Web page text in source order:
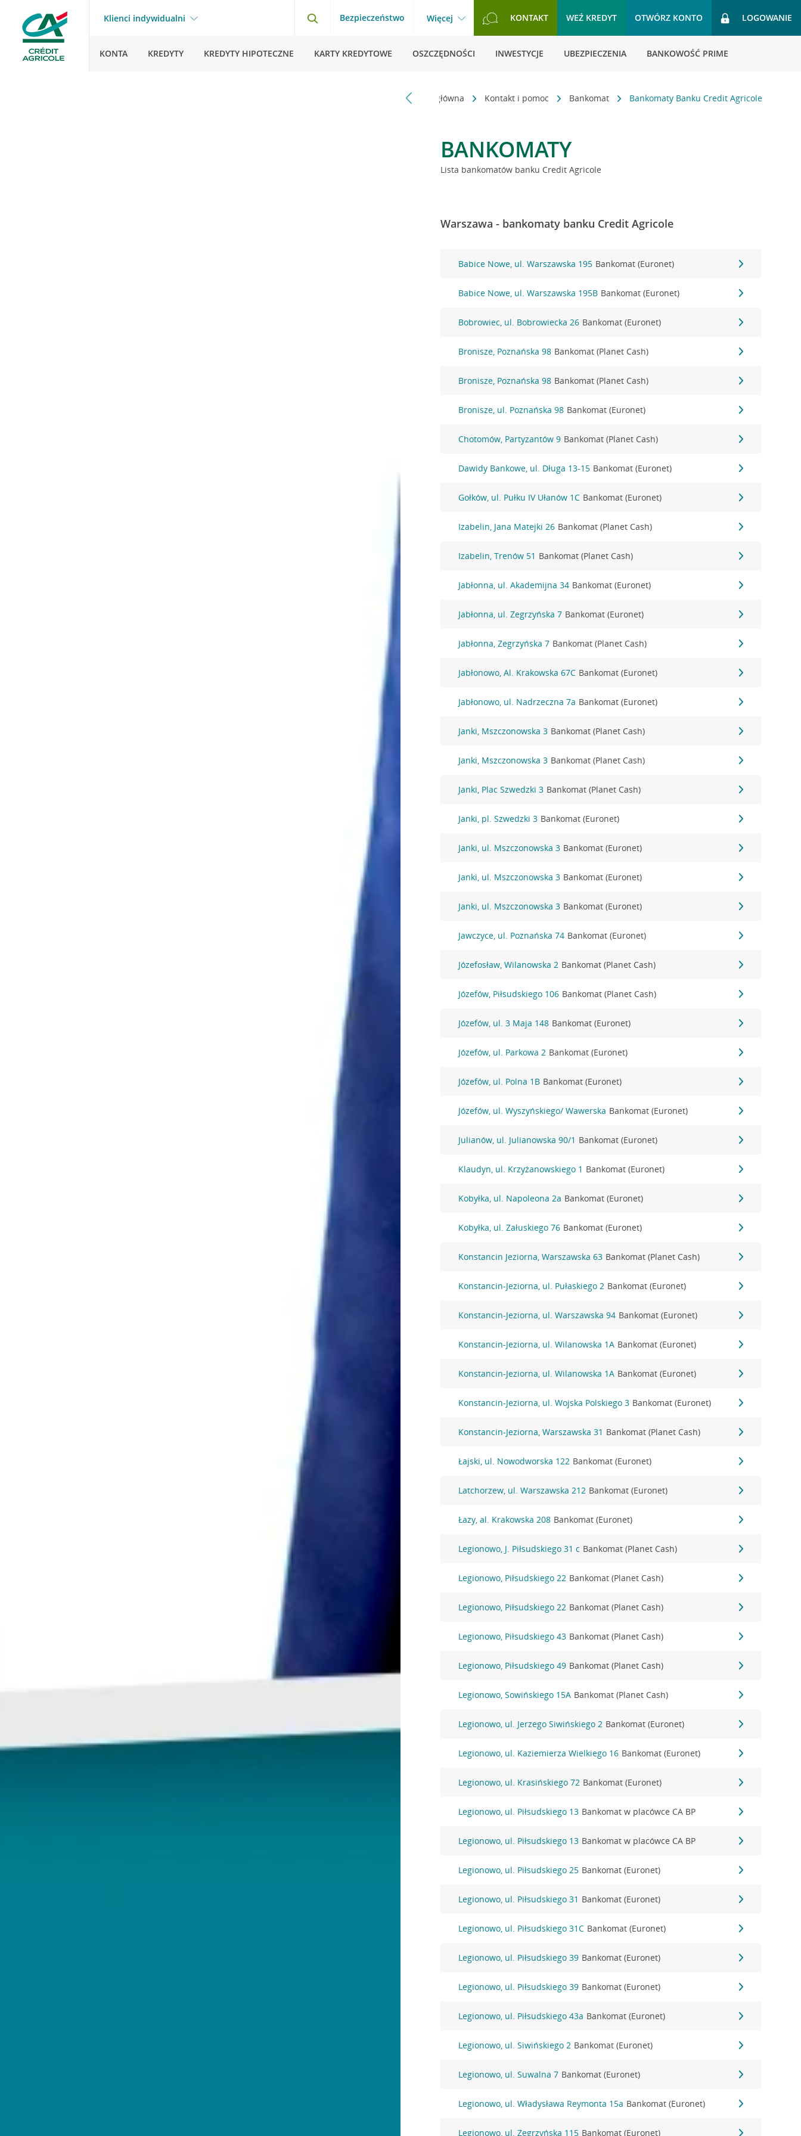
Klienci indywidualni Bezpieczeństwo Więcej KONTAKT WEŹ KREDYT OTWÓRZ KONTO LOGOWANIE
KONTA KREDYTY KREDYTY HIPOTECZNE KARTY KREDYTOWE OSZCZĘDNOŚCI INWESTYCJE UBEZPIECZENIA BANKOWOŚĆ PRIME
Strona główna Kontakt i pomoc Bankomat Bankomaty Banku Credit Agricole
BANKOMATY
Lista bankomatów banku Credit Agricole
Warszawa - bankomaty banku Credit Agricole
Babice Nowe, ul. Warszawska 195 Bankomat (Euronet)
Babice Nowe, ul. Warszawska 195B Bankomat (Euronet)
Bobrowiec, ul. Bobrowiecka 26 Bankomat (Euronet)
Bronisze, Poznańska 98 Bankomat (Planet Cash)
Bronisze, Poznańska 98 Bankomat (Planet Cash)
Bronisze, ul. Poznańska 98 Bankomat (Euronet)
Chotomów, Partyzantów 9 Bankomat (Planet Cash)
Dawidy Bankowe, ul. Długa 13-15 Bankomat (Euronet)
Gołków, ul. Pułku IV Ułanów 1C Bankomat (Euronet)
Izabelin, Jana Matejki 26 Bankomat (Planet Cash)
Izabelin, Trenów 51 Bankomat (Planet Cash)
Jabłonna, ul. Akademijna 34 Bankomat (Euronet)
Jabłonna, ul. Zegrzyńska 7 Bankomat (Euronet)
Jabłonna, Zegrzyńska 7 Bankomat (Planet Cash)
Jabłonowo, Al. Krakowska 67C Bankomat (Euronet)
Jabłonowo, ul. Nadrzeczna 7a Bankomat (Euronet)
Janki, Mszczonowska 3 Bankomat (Planet Cash)
Janki, Mszczonowska 3 Bankomat (Planet Cash)
Janki, Plac Szwedzki 3 Bankomat (Planet Cash)
Janki, pl. Szwedzki 3 Bankomat (Euronet)
Janki, ul. Mszczonowska 3 Bankomat (Euronet)
Janki, ul. Mszczonowska 3 Bankomat (Euronet)
Janki, ul. Mszczonowska 3 Bankomat (Euronet)
Jawczyce, ul. Poznańska 74 Bankomat (Euronet)
Józefosław, Wilanowska 2 Bankomat (Planet Cash)
Józefów, Piłsudskiego 106 Bankomat (Planet Cash)
Józefów, ul. 3 Maja 148 Bankomat (Euronet)
Józefów, ul. Parkowa 2 Bankomat (Euronet)
Józefów, ul. Polna 1B Bankomat (Euronet)
Józefów, ul. Wyszyńskiego/ Wawerska Bankomat (Euronet)
Julianów, ul. Julianowska 90/1 Bankomat (Euronet)
Klaudyn, ul. Krzyżanowskiego 1 Bankomat (Euronet)
Kobyłka, ul. Napoleona 2a Bankomat (Euronet)
Kobyłka, ul. Załuskiego 76 Bankomat (Euronet)
Konstancin Jeziorna, Warszawska 63 Bankomat (Planet Cash)
Konstancin-Jeziorna, ul. Pułaskiego 2 Bankomat (Euronet)
Konstancin-Jeziorna, ul. Warszawska 94 Bankomat (Euronet)
Konstancin-Jeziorna, ul. Wilanowska 1A Bankomat (Euronet)
Konstancin-Jeziorna, ul. Wilanowska 1A Bankomat (Euronet)
Konstancin-Jeziorna, ul. Wojska Polskiego 3 Bankomat (Euronet)
Konstancin-Jeziorna, Warszawska 31 Bankomat (Planet Cash)
Łajski, ul. Nowodworska 122 Bankomat (Euronet)
Latchorzew, ul. Warszawska 212 Bankomat (Euronet)
Łazy, al. Krakowska 208 Bankomat (Euronet)
Legionowo, J. Piłsudskiego 31 c Bankomat (Planet Cash)
Legionowo, Piłsudskiego 22 Bankomat (Planet Cash)
Legionowo, Piłsudskiego 22 Bankomat (Planet Cash)
Legionowo, Piłsudskiego 43 Bankomat (Planet Cash)
Legionowo, Piłsudskiego 49 Bankomat (Planet Cash)
Legionowo, Sowińskiego 15A Bankomat (Planet Cash)
Legionowo, ul. Jerzego Siwińskiego 2 Bankomat (Euronet)
Legionowo, ul. Kaziemierza Wielkiego 16 Bankomat (Euronet)
Legionowo, ul. Krasińskiego 72 Bankomat (Euronet)
Legionowo, ul. Piłsudskiego 13 Bankomat w placówce CA BP
Legionowo, ul. Piłsudskiego 13 Bankomat w placówce CA BP
Legionowo, ul. Piłsudskiego 25 Bankomat (Euronet)
Legionowo, ul. Piłsudskiego 31 Bankomat (Euronet)
Legionowo, ul. Piłsudskiego 31C Bankomat (Euronet)
Legionowo, ul. Piłsudskiego 39 Bankomat (Euronet)
Legionowo, ul. Piłsudskiego 39 Bankomat (Euronet)
Legionowo, ul. Piłsudskiego 43a Bankomat (Euronet)
Legionowo, ul. Siwińskiego 2 Bankomat (Euronet)
Legionowo, ul. Suwalna 7 Bankomat (Euronet)
Legionowo, ul. Władysława Reymonta 15a Bankomat (Euronet)
Legionowo, ul. Zegrzyńska 115 Bankomat (Euronet)